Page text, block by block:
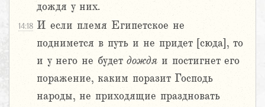
дождя у них.
14:18 И если племя Египетское не
поднимется в путь и не придет [сюда], то
и у него не будет дождя и постигнет его
поражение, каким поразит Господь
народы, не приходящие праздновать